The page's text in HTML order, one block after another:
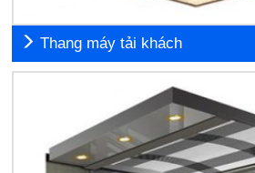
Thang máy tải khách